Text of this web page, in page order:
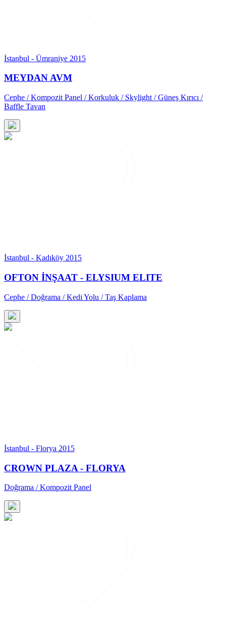
İstanbul - Ümraniye 2015
MEYDAN AVM
Cephe / Kompozit Panel / Korkuluk / Skylight / Güneş Kırıcı /
Baffle Tavan
İstanbul - Kadıköy 2015
OFTON İNŞAAT - ELYSIUM ELITE
Cephe / Doğrama / Kedi Yolu / Taş Kaplama
İstanbul - Florya 2015
CROWN PLAZA - FLORYA
Doğrama / Kompozit Panel